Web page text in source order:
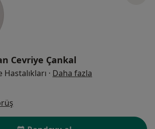
Cevriye Çankal
Hastalıkları · Daha fazla